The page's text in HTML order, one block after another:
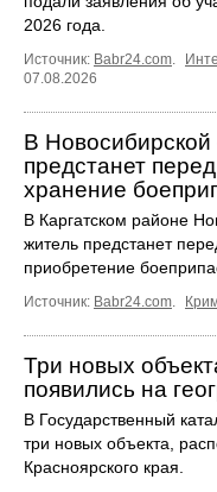
2026 года.
Источник: Babr24.com.
07.08.2026
В
предстанет
хранение
В Каргатском районе
житель предстанет
приобретение
Источник: Babr24.com.
Три новых
появились на
В Государственный
три новых объекта,
Красноярского края.